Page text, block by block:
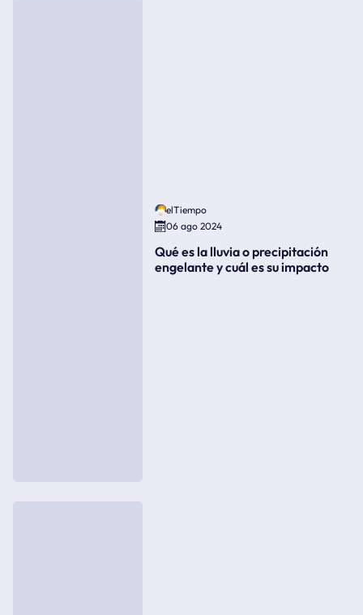
elTiempo
06 ago 2024
Qué es la lluvia o precipitación
engelante y cuál es su impacto